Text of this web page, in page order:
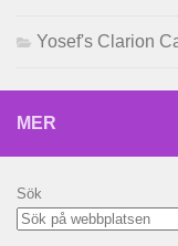
Yosef's Clarion
MER
Sök